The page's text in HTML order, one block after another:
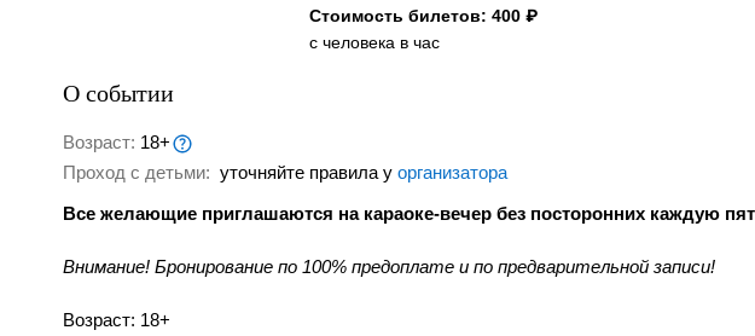
Стоимость билетов: 400 ₽
с человека в час
О событии
Возраст: 18+
Проход с детьми: уточняйте правила у организатора
Все желающие приглашаются на караоке-вечер без посторонних каждую
Внимание! Бронирование по 100% предоплате и по предварительной записи!
Возраст: 18+